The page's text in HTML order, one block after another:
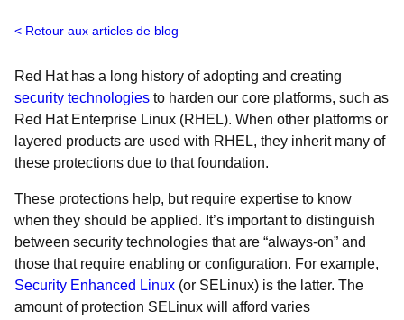
Retour aux articles de blog
Red Hat has a long history of adopting and creating
security technologies to harden our core platforms, such as
Red Hat Enterprise Linux (RHEL). When other platforms or
layered products are used with RHEL, they inherit many of
these protections due to that foundation.
These protections help, but require expertise to know
when they should be applied. It’s important to distinguish
between security technologies that are “always-on” and
those that require enabling or configuration. For example,
Security Enhanced Linux (or SELinux) is the latter. The
amount of protection SELinux will afford varies